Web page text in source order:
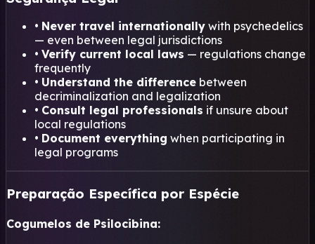
• Never travel internationally with psychedelics
— even between legal jurisdictions
• Verify current local laws — regulations change
frequently
• Understand the difference between
decriminalization and legalization
• Consult legal professionals if unsure about
local regulations
• Document everything when participating in
legal programs
Preparação Específica por Espécie
Cogumelos de Psilocibina: